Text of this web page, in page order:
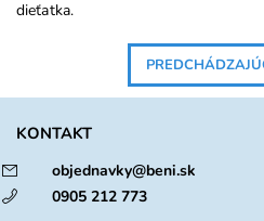
dieťatka.
KONTAKT
objednavky@beni.sk
0905 212 773